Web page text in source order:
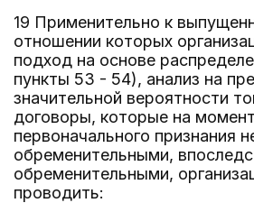
19 Применительно к
отношении которых
подход на основе
пункты 53 - 54), анализ на
значительной вероятности
договоры, которые на момент
первоначального признания
обременительными,
обременительными,
проводить: